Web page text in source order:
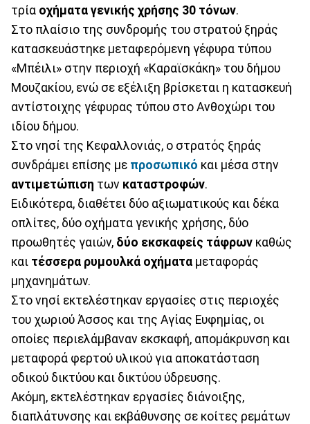
τρία οχήματα γενικής χρήσης 30 τόνων.
Στο πλαίσιο της συνδρομής του στρατού ξηράς
κατασκευάστηκε μεταφερόμενη γέφυρα τύπου
«Μπέιλι» στην περιοχή «Καραϊσκάκη» του δήμου
Μουζακίου, ενώ σε εξέλιξη βρίσκεται η κατασκευή
αντίστοιχης γέφυρας τύπου στο Ανθοχώρι του
ιδίου δήμου.
Στο νησί της Κεφαλλονιάς, ο στρατός ξηράς
συνδράμει επίσης με προσωπικό και μέσα στην
αντιμετώπιση των καταστροφών.
Ειδικότερα, διαθέτει δύο αξιωματικούς και δέκα
οπλίτες, δύο οχήματα γενικής χρήσης, δύο
προωθητές γαιών, δύο εκσκαφείς τάφρων καθώς
και τέσσερα ρυμουλκά οχήματα μεταφοράς
μηχανημάτων.
Στο νησί εκτελέστηκαν εργασίες στις περιοχές
του χωριού Άσσος και της Αγίας Ευφημίας, οι
οποίες περιελάμβαναν εκσκαφή, απομάκρυνση και
μεταφορά φερτού υλικού για αποκατάσταση
οδικού δικτύου και δικτύου ύδρευσης.
Ακόμη, εκτελέστηκαν εργασίες διάνοιξης,
διαπλάτυνσης και εκβάθυνσης σε κοίτες ρεμάτων